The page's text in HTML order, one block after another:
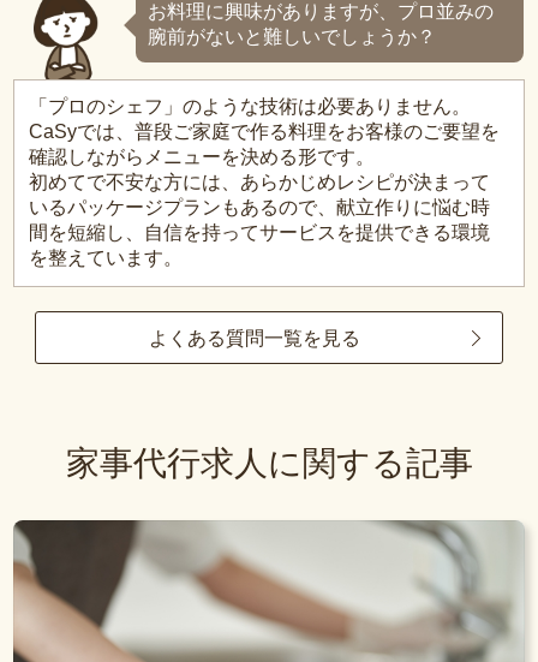
お料理に興味がありますが、プロ並みの
腕前がないと難しいでしょうか？
「プロのシェフ」のような技術は必要ありません。
CaSyでは、普段ご家庭で作る料理をお客様のご要望を
確認しながらメニューを決める形です。
初めてで不安な方には、あらかじめレシピが決まって
いるパッケージプランもあるので、献立作りに悩む時
間を短縮し、自信を持ってサービスを提供できる環境
を整えています。
よくある質問一覧を見る
家事代行求人に関する記事